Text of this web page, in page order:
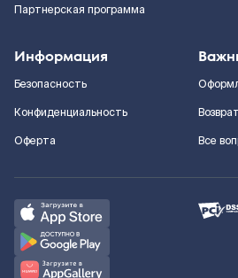
Партнерская программа
Информация
Безопасность
Конфиденциальность
Оферта
Все